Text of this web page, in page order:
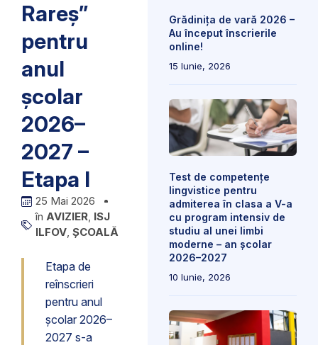
Rareș”
pentru
anul
școlar
2026–
2027 –
Etapa I
25 Mai 2026
în AVIZIER, ISJ
ILFOV, ȘCOALĂ
Etapa de
reînscrieri
pentru anul
școlar 2026–
2027 s-a
Grădinița de vară 2026 –
Au început înscrierile
online!
15 Iunie, 2026
Test de competențe
lingvistice pentru
admiterea în clasa a V-a
cu program intensiv de
studiu al unei limbi
moderne – an școlar
2026–2027
10 Iunie, 2026